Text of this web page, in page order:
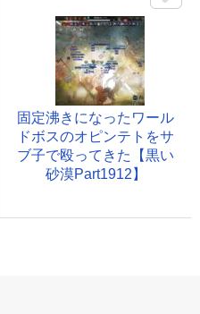
固定沸きになったワール
ドボスのオピンテトをサ
ブ子で殴ってきた【黒い
砂漠Part1912】